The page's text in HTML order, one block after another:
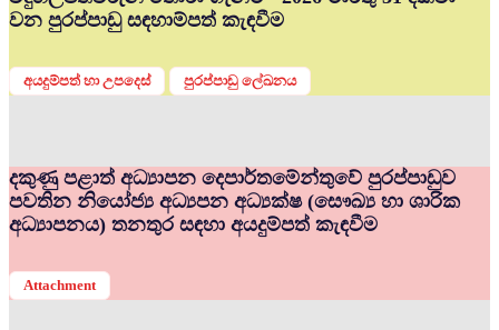
වන පුරප්පාඩු සඳහාම්පත් කැඳවීම
අයදුම්පත් හා උපදෙස් පුරප්පාඩු ලේඛනය
දකුණු පළාත් අධ්‍යාපන දෙපාර්තමේන්තුවේ පුරප්පාඩුව
පවතින නියෝජ්‍ය අධ්‍යපන අධ්‍යක්ෂ (සෞඛ්‍ය හා ශාරික
අධ්‍යාපනය) තනතුර සඳහා අයදුම්පත් කැඳවීම
Attachment